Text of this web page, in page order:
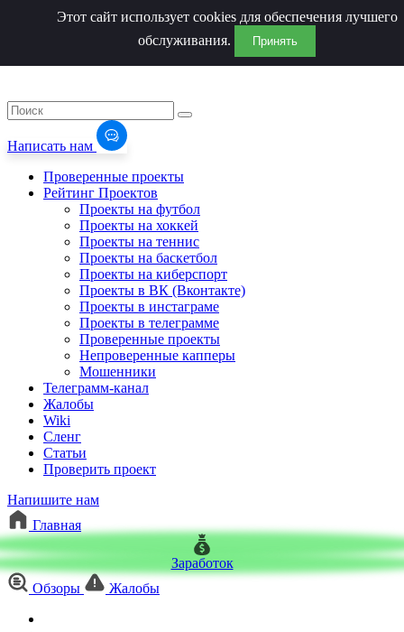
Написать нам
Проверенные проекты
Рейтинг Проектов
Проекты на футбол
Проекты на хоккей
Проекты на теннис
Проекты на баскетбол
Проекты на киберспорт
Проекты в ВК (Вконтакте)
Проекты в инстаграме
Проекты в телеграмме
Проверенные проекты
Непроверенные капперы
Мошенники
Телеграмм-канал
Жалобы
Wiki
Сленг
Статьи
Проверить проект
Напишите нам
Главная
Заработок
Обзоры
Жалобы
Этот сайт использует cookies для обеспечения лучшего
обслуживания.
Принять